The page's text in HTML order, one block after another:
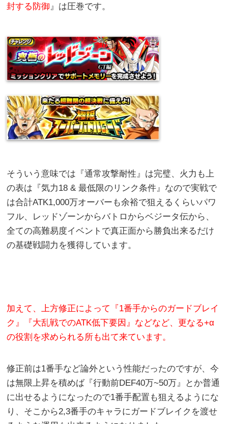
封する防御 』は圧巻です。
そういう意味では『通常攻撃耐性』は完璧、火力も上
の表は『気力18 & 最低限のリンク条件』なので実戦で
は合計ATK1,000万オーバーも余裕で狙えるくらいパワ
フル、レッドゾーンからバトロからベジータ伝から、
全ての高難易度イベントで真正面から勝負出来るだけ
の基礎戦闘力を獲得しています。
加えて、上方修正によって『1番手からのガードブレイ
ク』『大乱戦でのATK低下要因』などなど、更なる+α
の役割を求められる所も出て来ています。
修正前は1番手など論外という性能だったのですが、今
は無限上昇を積めば『行動前DEF40万~50万』とか普通
に出せるようになったので1番手配置も狙えるようにな
り、そこから2,3番手のキャラにガードブレイクを渡せ